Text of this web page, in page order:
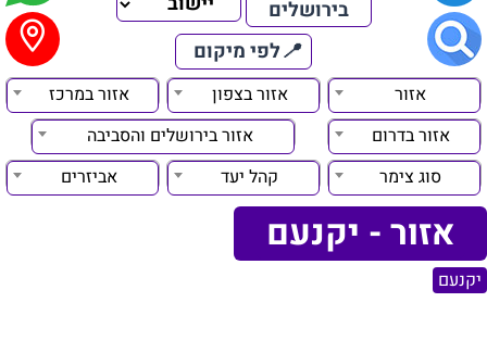
בירושלים
📍לפי מיקום
אזור אזור בצפון
אזור במרכז
אזור בדרום
אזור בירושלים והסביבה
סוג צימר
קהל יעד אביזרים
אזור - יקנעם
יקנעם